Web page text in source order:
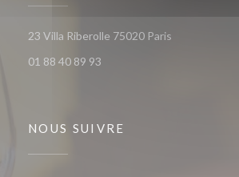
23 Villa Riberolle 75020 Paris
01 88 40 89 93
NOUS SUIVRE